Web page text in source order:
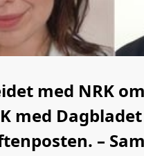
med NRK
med
–